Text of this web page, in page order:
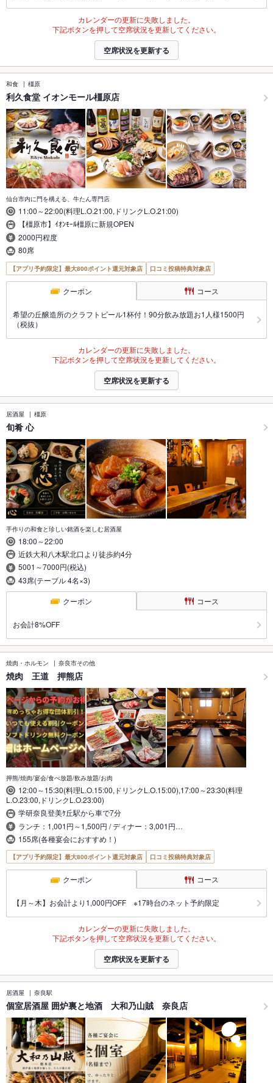
カレンダーの更新に失敗しました。
下記ボタンを押して空席状況を更新してください。
空席状況を更新する
和食 橿原
利久食堂 イオンモール橿原店
仙台市内に門を構える、牛たん専門店
11:00～22:00(料理L.O.21:00,ドリンクL.O.21:00)
【橿原市】ｲｵﾝﾓｰﾙ橿原に新規OPEN
2000円程度
80席
【アプリ予約限定】最大800ポイント還元対象店 口コミ投稿特典対象店
クーポン コース
希望の丘醸造所のクラフトビール1杯付！90分飲み放題お1人様1500円
（税抜）
カレンダーの更新に失敗しました。
下記ボタンを押して空席状況を更新してください。
空席状況を更新する
居酒屋 橿原
旬肴 心
手作りの和食と珍しい銘酒を楽しむ居酒屋
18:00～22:00
近鉄大和八木駅北口より徒歩約4分
5001～7000円(税込)
43席(テーブル 4名×3)
クーポン コース
お会計8%OFF
焼肉・ホルモン 奈良市その他
焼肉 王道 押熊店
押熊/焼肉/宴会/食べ放題/飲み放題/お肉
12:00～15:30(料理L.O.15:00,ドリンクL.O.15:00),17:00～23:30(料理
L.O.23:00,ドリンクL.O.23:00)
学研奈良登美ｹ丘駅から車で7分
ランチ：1,001円～1,500円 / ディナー：3,001円…
155席(各種宴会におすすめ！)
【アプリ予約限定】最大800ポイント還元対象店 口コミ投稿特典対象店
クーポン コース
【月～木】お会計より1,000円OFF ※17時台のネット予約限定
カレンダーの更新に失敗しました。
下記ボタンを押して空席状況を更新してください。
空席状況を更新する
居酒屋 奈良駅
個室居酒屋 囲炉裏と地酒 大和乃山賊 奈良店